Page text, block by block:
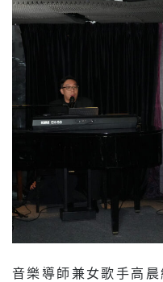
音樂導師兼女歌手高